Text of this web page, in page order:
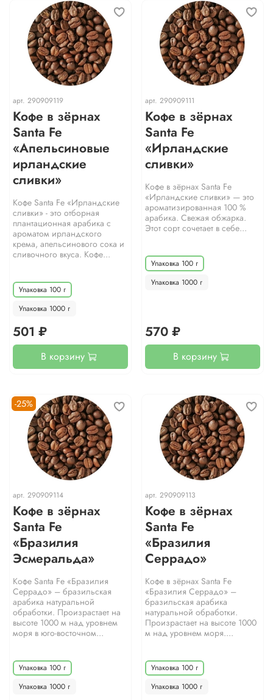
арт. 290909119
Кофе в зёрнах
Santa Fe
«Апельсиновые
ирландские
сливки»
Кофе Santa Fe «Ирландские
сливки» - это отборная
плантационная арабика с
ароматом ирландского
крема, апельсинового сока и
сливочного вкуса. Кофе...
Упаковка 100 г
Упаковка 1000 г
501 ₽
В корзину
арт. 290909111
Кофе в зёрнах
Santa Fe
«Ирландские
сливки»
Кофе в зёрнах Santa Fe
«Ирландские сливки» — это
ароматизированная 100 %
арабика. Свежая обжарка.
Этот сорт сочетает в себе...
Упаковка 100 г
Упаковка 1000 г
570 ₽
В корзину
-25%
арт. 290909114
Кофе в зёрнах
Santa Fe
«Бразилия
Эсмеральда»
Кофе Santa Fe «Бразилия
Серрадо» – бразильская
арабика натуральной
обработки. Произрастает на
высоте 1000 м над уровнем
моря в юго-восточном...
Упаковка 100 г
Упаковка 1000 г
арт. 290909113
Кофе в зёрнах
Santa Fe
«Бразилия
Серрадо»
Кофе в зёрнах Santa Fe
«Бразилия Серрадо» –
бразильская арабика
натуральной обработки.
Произрастает на высоте 1000
м над уровнем моря....
Упаковка 100 г
Упаковка 1000 г